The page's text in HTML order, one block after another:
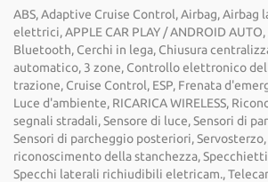
ABS, Adaptive Cruise Control, Airbag, Airbag
elettrici, APPLE CAR PLAY / ANDROID
Bluetooth, Cerchi in lega, Chiusura
automatico, 3 zone, Controllo elettronico
trazione, Cruise Control, ESP, Frenata
Luce d'ambiente, RICARICA WIRELESS,
segnali stradali, Sensore di luce, Sensori di
Sensori di parcheggio posteriori, Servosterzo,
riconoscimento della stanchezza,
Specchi laterali richiudibili eletricam.,